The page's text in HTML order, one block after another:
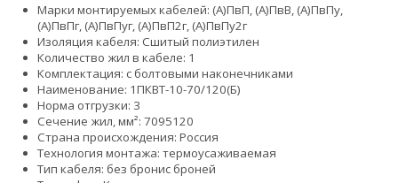
Марки монтируемых кабелей: (А)ПвП, (А)ПвВ, (А)ПвПу,
(А)ПвПг, (А)ПвПуг, (А)ПвП2г, (А)ПвПу2г
Изоляция кабеля: Сшитый полиэтилен
Количество жил в кабеле: 1
Комплектация: с болтовыми наконечниками
Наименование: 1ПКВТ-10-70/120(Б)
Норма отгрузки: 3
Сечение жил, мм²: 7095120
Страна происхождения: Россия
Технология монтажа: термоусаживаемая
Тип кабеля: без бронис броней